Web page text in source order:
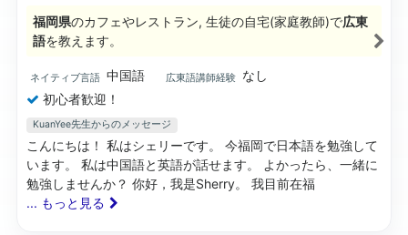
福岡県のカフェやレストラン, 生徒の自宅(家庭教師)で広東
語を教えます。
ネイティブ言語 中国語 広東語講師経験
なし
初心者歓迎！
KuanYee先生からのメッセージ
こんにちは！ 私はシェリーです。 今福岡で日本語を勉強して
います。 私は中国語と英語が話せます。 よかったら、一緒に
勉強しませんか？ 你好，我是Sherry。 我目前在福
... もっと見る